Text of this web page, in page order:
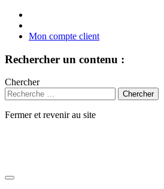
Mon compte client
Rechercher un contenu :
Chercher
Fermer et revenir au site